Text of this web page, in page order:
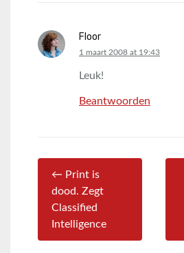
Floor
says:
1 maart 2008 at 19:43
Leuk!
Beantwoorden
← Print is
dood. Zegt
Classified
Intelligence